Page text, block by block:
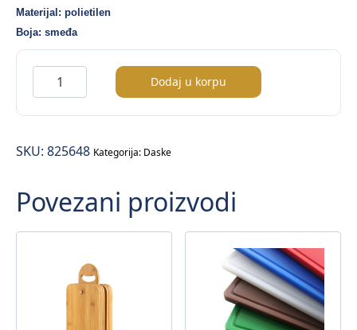
Materijal: polietilen
Boja: smeđa
Kuhinjska
daska
–
količina
Dodaj u korpu
SKU: 825648 Kategorija: Daske
Povezani proizvodi